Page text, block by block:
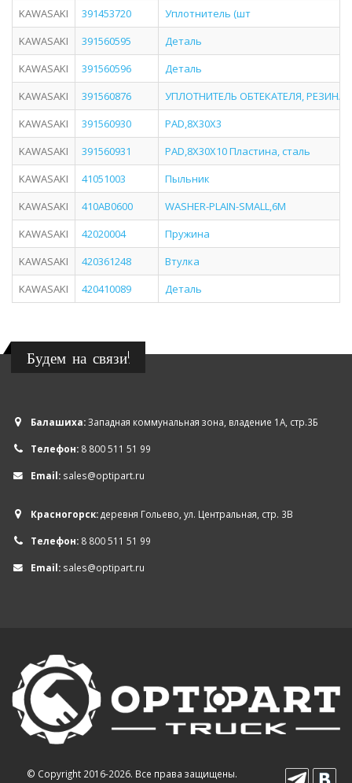
KAWASAKI
391453720
Уплотнитель (шт
KAWASAKI
391560595
Деталь
KAWASAKI
391560596
Деталь
KAWASAKI
391560876
УПЛОТНИТЕЛЬ ОБТЕКАТЕЛЯ, РЕЗИНА
KAWASAKI
391560930
PAD,8X30X3
KAWASAKI
391560931
PAD,8X30X10 Пластина, сталь
KAWASAKI
41051003
Пыльник
KAWASAKI
410AB0600
WASHER-PLAIN-SMALL,6M
KAWASAKI
42020004
Пружина
KAWASAKI
420361248
Втулка
KAWASAKI
420410089 Деталь
Будем на связи!
Балашиха:Западная коммунальная зона, владение 1А, стр.3Б
Телефон: 8 800 511 51 99
Email: sales@optipart.ru
Красногорск:деревня Гольево, ул. Центральная, стр. 3В
Телефон: 8 800 511 51 99
Email: sales@optipart.ru
© Copyright 2016-2026. Все права защищены.